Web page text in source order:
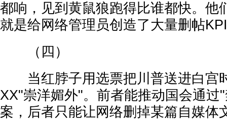
都响，见到黄鼠狼跑得比谁都快。他
就是给网络管理员创造了大量删帖
（四）
当红脖子用选票把川普送进白宫
XX"崇洋媚外"。前者能推动国会通过
案，后者只能让网络删掉某篇自媒体